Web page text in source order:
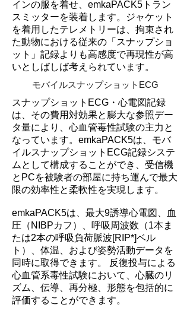
インの服を着せ、emkaPACK5トラン
スミッターを装着します。ジャケット
を着用したテレメトリーは、拘束され
た動物における従来の「スナップショ
ット」記録よりも高感度で再現性が高
いとしばしば考えられています。
モバイルスナップショットECG
スナップショットECG・心電図記録
は、その費用対効果と膨大な参照デー
タ量により、心血管毒性試験の主力と
なっています。emkaPACK5は、モバ
イルスナップショットECG記録システ
ムとして構成することができ、受信機
とPCを被験者の部屋に持ち運んで最大
限の効率性と柔軟性を実現します。
emkaPACK5は、最大9誘導心電図、血
圧（NIBPカフ）、呼吸周波数（1本ま
たは2本の呼吸負荷脈波[RIP*]ベル
ト）、体温、および姿勢活動データを
同時に取得できます。 反復投与による
心血管系毒性試験において、心臓のリ
ズム、伝導、再分極、形態を包括的に
評価することができます。